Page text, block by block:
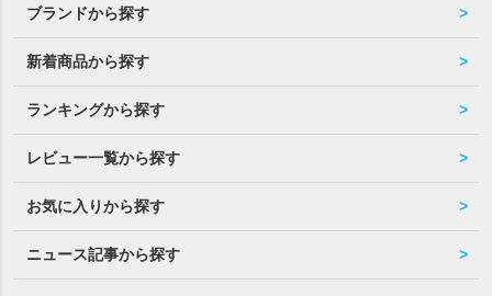
ブランドから探す
新着商品から探す
ランキングから探す
レビュー一覧から探す
お気に入りから探す
ニュース記事から探す